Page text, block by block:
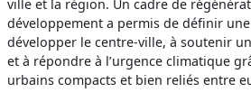
ville et la région. Un cadre de
développement a permis de définir
développer le centre-ville, à soutenir
et à répondre à l’urgence climatique
urbains compacts et bien reliés entre